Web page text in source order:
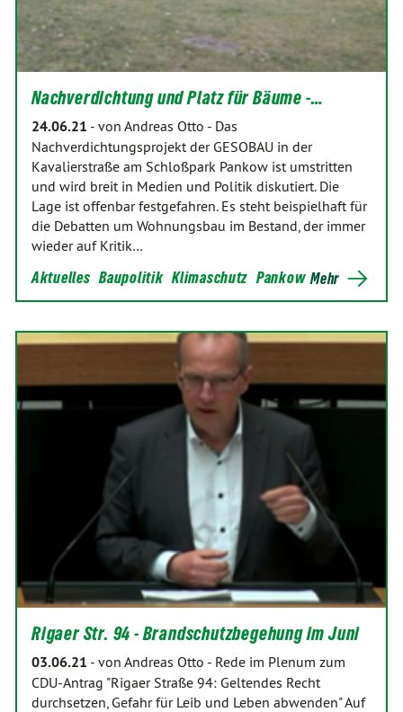
Nachverdichtung und Platz für Bäume -…
24.06.21 - von Andreas Otto - Das
Nachverdichtungsprojekt der GESOBAU in der
Kavalierstraße am Schloßpark Pankow ist umstritten
und wird breit in Medien und Politik diskutiert. Die
Lage ist offenbar festgefahren. Es steht beispielhaft für
die Debatten um Wohnungsbau im Bestand, der immer
wieder auf Kritik…
Aktuelles Baupolitik Klimaschutz Pankow Mehr
Rigaer Str. 94 - Brandschutzbegehung im Juni
03.06.21 - von Andreas Otto - Rede im Plenum zum
CDU-Antrag "Rigaer Straße 94: Geltendes Recht
durchsetzen, Gefahr für Leib und Leben abwenden" Auf